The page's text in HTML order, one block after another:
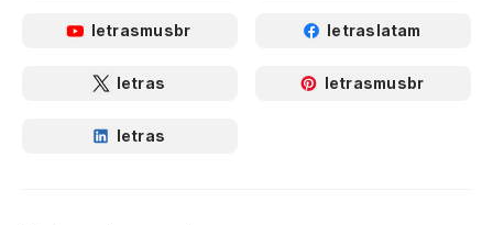
letrasmusbr letraslatam
letras letrasmusbr
letras